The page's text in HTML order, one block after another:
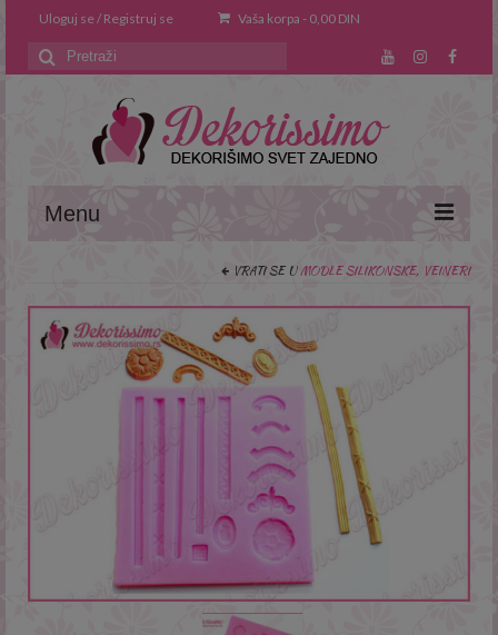
Uloguj se / Registruj se Vaša korpa - 0,00 DIN
Search
for:
Menu
O nama
Saveti i trikovi
VRATI SE UMODLE SILIKONSKE, VEINERI